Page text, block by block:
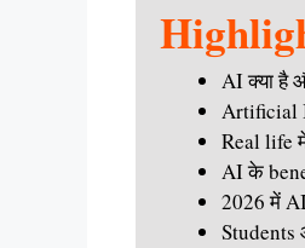
AI क्या है
Artificial
Real life
AI के
2026 में